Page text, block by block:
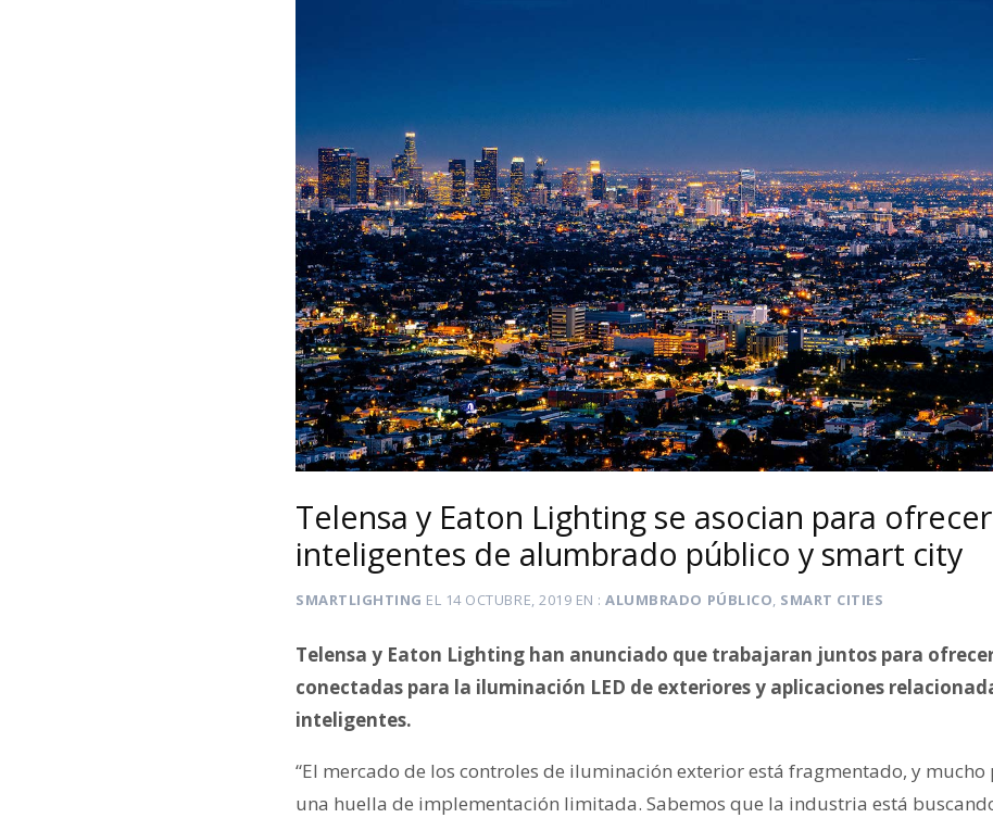
Telensa y Eaton Lighting se asocian para
inteligentes de alumbrado público y smart city
SMARTLIGHTING EL 14 OCTUBRE, 2019 EN ALUMBRADO PÚBLICO, SMART CITIES
Telensa y Eaton Lighting han anunciado que trabajaran juntos para
conectadas para la iluminación LED de exteriores y aplicaciones
inteligentes.
“El mercado de los controles de iluminación exterior está fragmentado, y mucho
una huella de implementación limitada. Sabemos que la industria está